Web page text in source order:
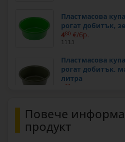
Пластмасова
рогат добитък,
480 €/бр.
1113
Пластмасова
рогат добитък,
литра
80
Пластмасова
рогат добитък,
4 80
Повече
продукт